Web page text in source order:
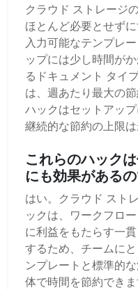
クラウド ストレージ
ほとんど必要とせず
入力可能なテンプレ
ップには少し時間が
るドキュメント タイ
は、週あたり最大の
ハックはセットアッ
継続的な節約の上限は
これらのハック
にも効果がある
はい。クラウド スト
ックは、ワークフロ
に利益をもたらす一
するため、チームに
ンプレートと標準的
体で時間を節約できま